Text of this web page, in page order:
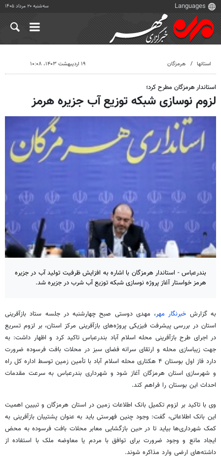
سه‌شنبه ۲۰ مرداد ۱۴۰۵
استانها هرمزگان ۱۹ اردیبهشت ۱۴۰۳، ۱۰:۰۸
استاندار هرمزگان مطرح کرد؛
لزوم نوسازی شبکه توزیع آب جزیره هرمز
بندرعباس - استاندار هرمزگان با اشاره به افزایش ظرفیت تولید آب در جزیره
هرمز خواستار آغاز پروژه نوسازی شبکه توزیع آب شرب در جزیره شد.
به گزارش خبرنگار مهر، مهدی دوستی صبح چهارشنبه در جلسه ستاد بازآفرینی
استان در بررسی پیشرفت فیزیکی پروژه‌های بازآفرینی مرکز استان، بر لزوم تسریع
در اجرای طرح بازآفرینی محله اسلام آباد بندرعباس تاکید کرد و اظهار داشت: به
جهت زیباسازی محله و ارتقای سرانه فضای سبز در محلات بافت فرسوده ضرورت
دارد فاز اول بوستان ۴ هکتاری محله اسلام آباد با تأمین زمین توسط اداره کل راه
و شهرسازی استان هرمزگان آغاز شود و شهرداری بندرعباس به سرعت مقدمات
احداث این بوستان را فراهم کند.
وی با تاکید بر لزوم تکمیل بانک اطلاعات زمین در استان هرمزگان و تبیین اهمیت
این بانک اطلاعاتی، گفت: وجود چنین فهرستی باید به عنوان پشتیبان بازآفرینی به
کمک شهرداری‌ها بیاید تا در حین بازگشایی معابر محلات بافت فرسوده به محض
ایجاد مانع و وجود ضرورت برای توافق با مردم یا معاوضه ملک با استفاده از
داشته‌های ارضی وارد مذاکره شوند.